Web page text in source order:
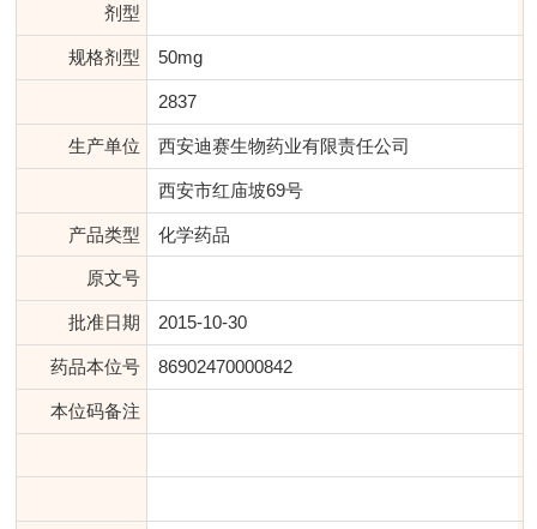
剂型
规格剂型 50mg
2837
生产单位 西安迪赛生物药业有限责任公司
西安市红庙坡69号
产品类型 化学药品
原文号
批准日期 2015-10-30
药品本位号 86902470000842
本位码备注